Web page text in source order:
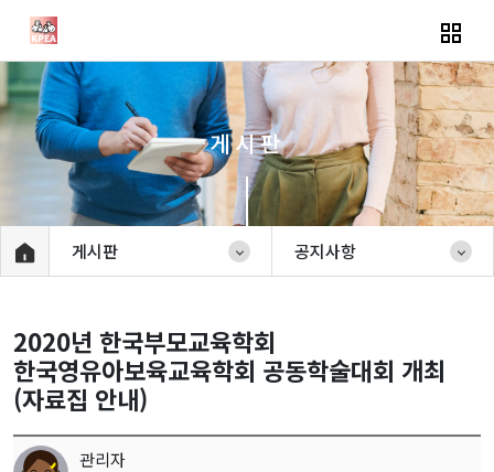
게시판
게시판 공지사항
2020년 한국부모교육학회
한국영유아보육교육학회 공동학술대회 개최
(자료집 안내)
관리자